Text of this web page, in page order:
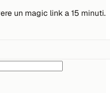
un magic link a 15 minuti.